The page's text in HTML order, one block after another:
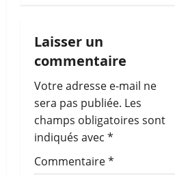
i
o
n
d
’
Laisser un
commentaire
Votre adresse e-mail ne
sera pas publiée. Les
champs obligatoires sont
indiqués avec *
Commentaire*